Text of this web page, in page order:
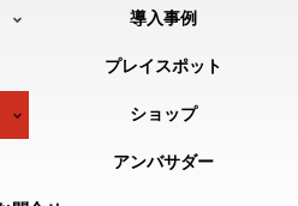
導入事例
プレイスポット
ショップ
アンバサダー